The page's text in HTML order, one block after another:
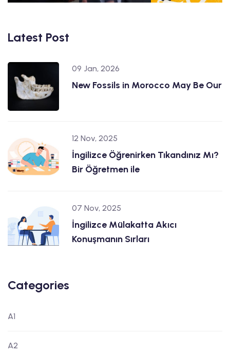
Latest Post
09 Jan, 2026
New Fossils in Morocco May Be Our
12 Nov, 2025
İngilizce Öğrenirken Tıkandınız Mı?
Bir Öğretmen ile
07 Nov, 2025
İngilizce Mülakatta Akıcı
Konuşmanın Sırları
Categories
A1
A2